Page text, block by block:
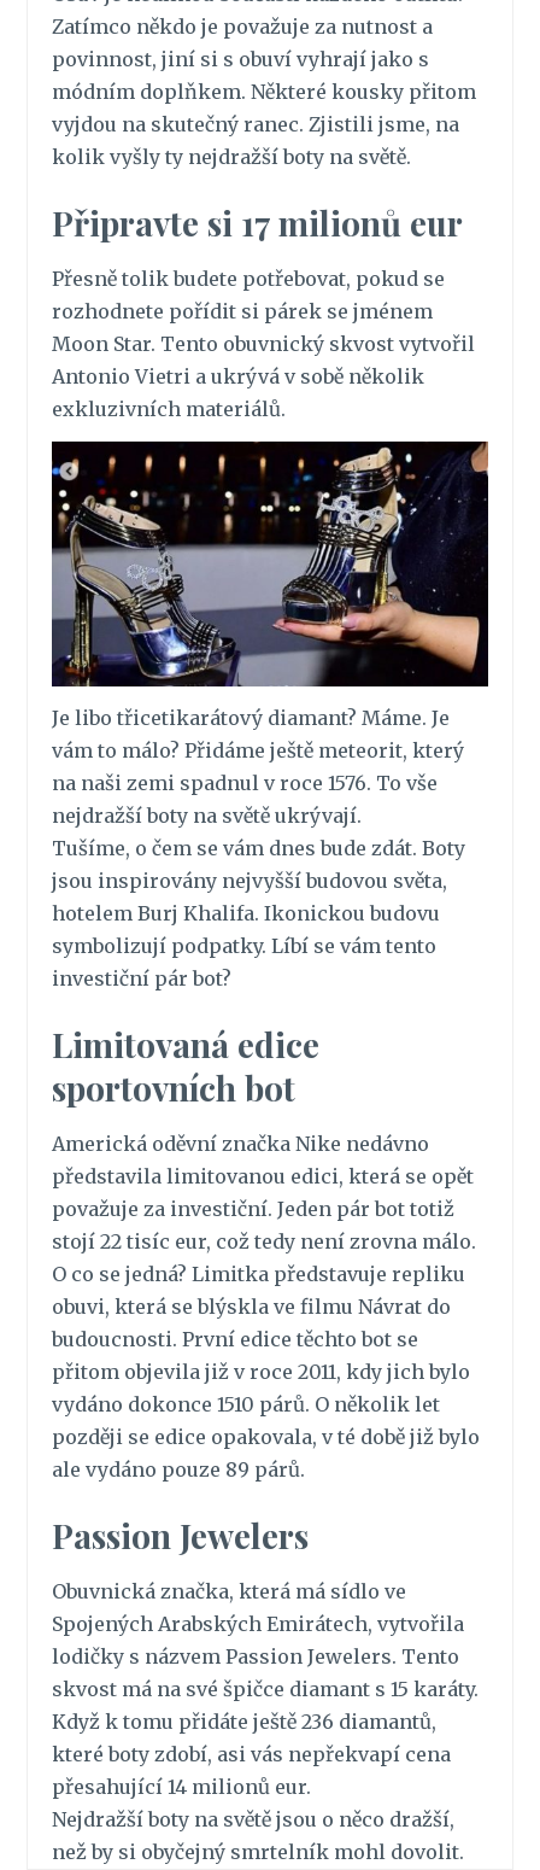
Zatímco někdo je považuje za nutnost a
povinnost, jiní si s obuví vyhrají jako s
módním doplňkem. Některé kousky přitom
vyjdou na skutečný ranec. Zjistili jsme, na
kolik vyšly ty nejdražší boty na světě.
Připravte si 17 milionů eur
Přesně tolik budete potřebovat, pokud se
rozhodnete pořídit si párek se jménem
Moon Star. Tento obuvnický skvost vytvořil
Antonio Vietri a ukrývá v sobě několik
exkluzivních materiálů.
Je libo třicetikarátový diamant? Máme. Je
vám to málo? Přidáme ještě meteorit, který
na naši zemi spadnul v roce 1576. To vše
nejdražší boty na světě ukrývají.
Tušíme, o čem se vám dnes bude zdát. Boty
jsou inspirovány nejvyšší budovou světa,
hotelem Burj Khalifa. Ikonickou budovu
symbolizují podpatky. Líbí se vám tento
investiční pár bot?
Limitovaná edice
sportovních bot
Americká oděvní značka Nike nedávno
představila limitovanou edici, která se opět
považuje za investiční. Jeden pár bot totiž
stojí 22 tisíc eur, což tedy není zrovna málo.
O co se jedná? Limitka představuje repliku
obuvi, která se blýskla ve filmu Návrat do
budoucnosti. První edice těchto bot se
přitom objevila již v roce 2011, kdy jich bylo
vydáno dokonce 1510 párů. O několik let
později se edice opakovala, v té době již bylo
ale vydáno pouze 89 párů.
Passion Jewelers
Obuvnická značka, která má sídlo ve
Spojených Arabských Emirátech, vytvořila
lodičky s názvem Passion Jewelers. Tento
skvost má na své špičce diamant s 15 karáty.
Když k tomu přidáte ještě 236 diamantů,
které boty zdobí, asi vás nepřekvapí cena
přesahující 14 milionů eur.
Nejdražší boty na světě jsou o něco dražší,
než by si obyčejný smrtelník mohl dovolit.